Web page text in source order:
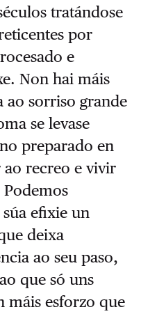
tratándose
por
e
Non hai máis
ao sorriso grande
se levase
preparado en
recreo e vivir
efixie un
deixa
ao seu paso,
que só uns
máis esforzo que